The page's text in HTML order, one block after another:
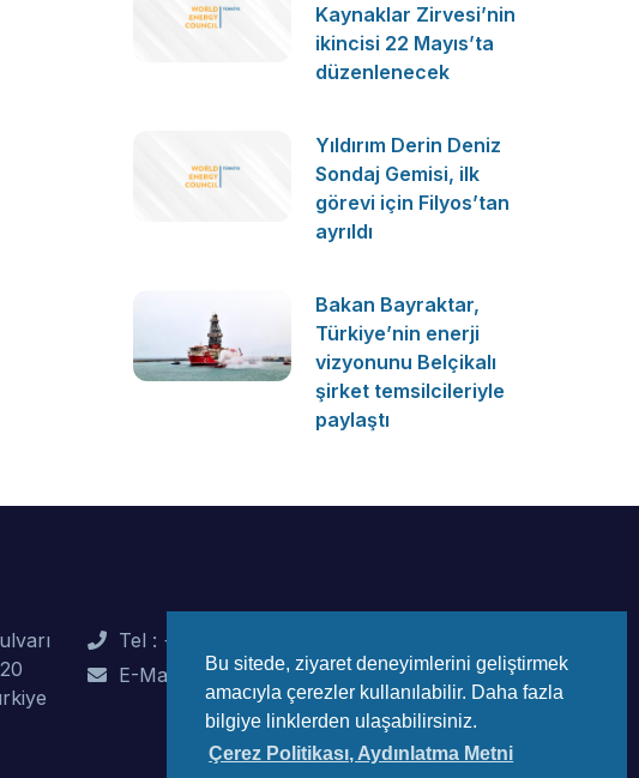
Kaynaklar Zirvesi’nin
ikincisi 22 Mayıs’ta
düzenlenecek
Yıldırım Derin Deniz
Sondaj Gemisi, ilk
görevi için Filyos’tan
ayrıldı
Bakan Bayraktar,
Türkiye’nin enerji
vizyonunu Belçikalı
şirket temsilcileriyle
paylaştı
Tel : +90 (312) 442 82 78
E-Mail : info@wec-turkiye.org.tr
Bu sitede, ziyaret deneyimlerini geliştirmek
amacıyla çerezler kullanılabilir. Daha fazla
bilgiye linklerden ulaşabilirsiniz.
Çerez Politikası, Aydınlatma Metni